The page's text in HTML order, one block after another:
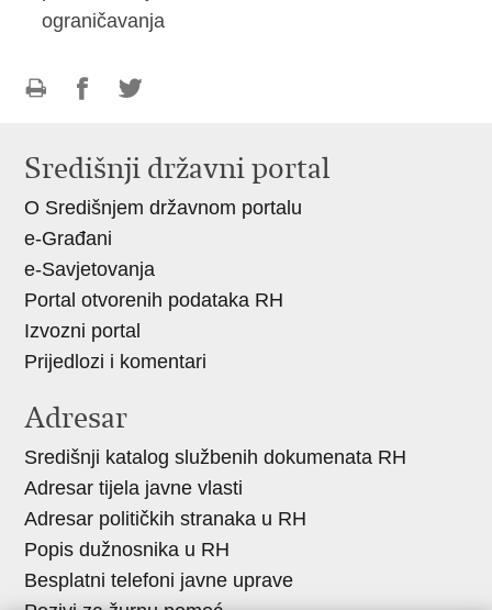
ograničavanja
Facebooku
Twitteru
Središnji državni portal
O Središnjem državnom portalu
e-Građani
e-Savjetovanja
Portal otvorenih podataka RH
Izvozni portal
Prijedlozi i komentari
Adresar
Središnji katalog službenih dokumenata RH
Adresar tijela javne vlasti
Adresar političkih stranaka u RH
Popis dužnosnika u RH
Besplatni telefoni javne uprave